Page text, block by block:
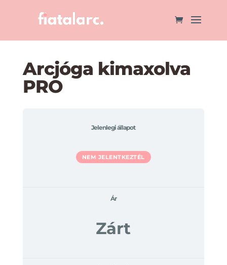
Arcjóga kimaxolva
PRO
Jelenlegi állapot
NEM JELENTKEZTÉL
Ár
Zárt